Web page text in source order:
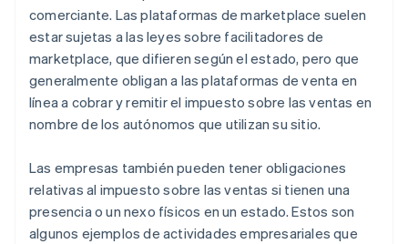
comerciante. Las plataformas de marketplace suelen
estar sujetas a las leyes sobre facilitadores de
marketplace, que difieren según el estado, pero que
generalmente obligan a las plataformas de venta en
línea a cobrar y remitir el impuesto sobre las ventas en
nombre de los autónomos que utilizan su sitio.
Las empresas también pueden tener obligaciones
relativas al impuesto sobre las ventas si tienen una
presencia o un nexo físicos en un estado. Estos son
algunos ejemplos de actividades empresariales que